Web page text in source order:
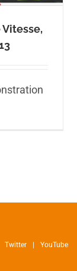
Vitesse,
Twitter YouTube